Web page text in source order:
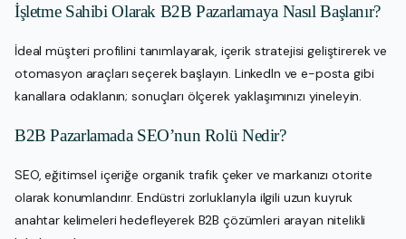
İşletme Sahibi Olarak B2B Pazarlamaya Nasıl Başlanır?
İdeal müşteri profilini tanımlayarak, içerik stratejisi geliştirerek ve
otomasyon araçları seçerek başlayın. LinkedIn ve e-posta gibi
kanallara odaklanın; sonuçları ölçerek yaklaşımınızı yineleyin.
B2B Pazarlamada SEO’nun Rolü Nedir?
SEO, eğitimsel içeriğe organik trafik çeker ve markanızı otorite
olarak konumlandırır. Endüstri zorluklarıyla ilgili uzun kuyruk
anahtar kelimeleri hedefleyerek B2B çözümleri arayan nitelikli